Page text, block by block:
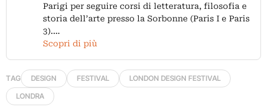
Parigi per seguire corsi di letteratura, filosofia e
storia dell’arte presso la Sorbonne (Paris I e Paris
3).…
Scopri di più
TAG DESIGN FESTIVAL
LONDON DESIGN FESTIVAL
LONDRA